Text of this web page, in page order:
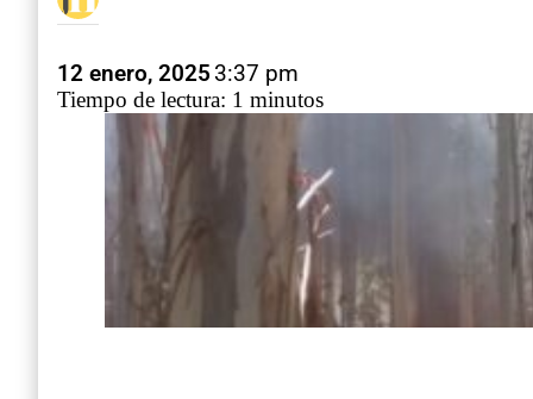
12 enero, 2025 3:37 pm
Tiempo de lectura: 1 minutos